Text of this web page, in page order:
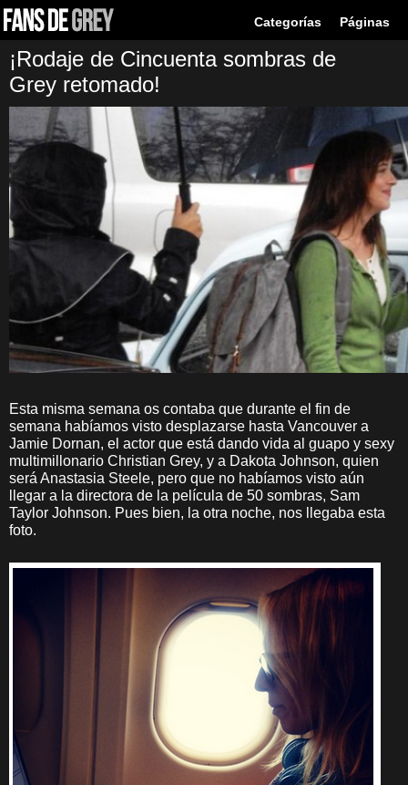
Categorías Páginas
¡Rodaje de Cincuenta sombras de
Grey retomado!
Esta misma semana os contaba que durante el fin de
semana habíamos visto desplazarse hasta Vancouver a
Jamie Dornan, el actor que está dando vida al guapo y sexy
multimillonario Christian Grey, y a Dakota Johnson, quien
será Anastasia Steele, pero que no habíamos visto aún
llegar a la directora de la película de 50 sombras, Sam
Taylor Johnson. Pues bien, la otra noche, nos llegaba esta
foto.